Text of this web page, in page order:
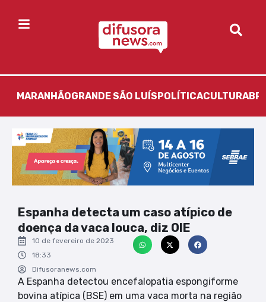
MARANHÃOGRANDE SÃO LUÍS POLÍTICACULTURA
Espanha detecta um caso atípico de
doença da vaca louca, diz OIE
10 de fevereiro de 2023
18:33
Difusoranews.com
A Espanha detectou encefalopatia espongiforme
bovina atípica (BSE) em uma vaca morta na região